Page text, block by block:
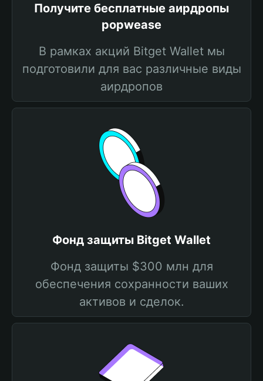
Получите бесплатные аирдропы
popwease
В рамках акций Bitget Wallet мы
подготовили для вас различные виды
аирдропов
Фонд защиты Bitget Wallet
Фонд защиты $300 млн для
обеспечения сохранности ваших
активов и сделок.